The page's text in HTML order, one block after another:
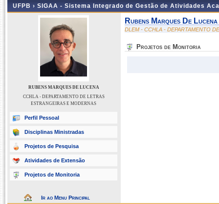
UFPB › SIGAA - Sistema Integrado de Gestão de Atividades
RUBENS MARQUES DE LUCENA
CCHLA - DEPARTAMENTO DE LETRAS
ESTRANGEIRAS E MODERNAS
Perfil Pessoal
Disciplinas Ministradas
Projetos de Pesquisa
Atividades de Extensão
Projetos de Monitoria
Ir ao Menu Principal
Rubens Marques De Lucena
DLEM - CCHLA - DEPARTAMENTO
Projetos de Monitoria